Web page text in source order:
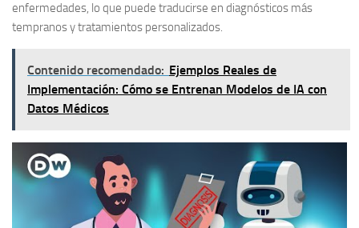
enfermedades, lo que puede traducirse en diagnósticos más
tempranos y tratamientos personalizados.
Contenido recomendado: Ejemplos Reales de
Implementación: Cómo se Entrenan Modelos de IA con
Datos Médicos